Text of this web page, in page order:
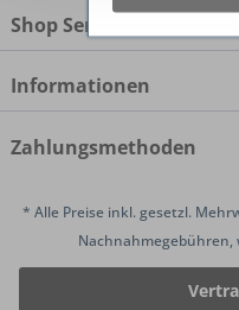
Shop Service
Informationen
Zahlungsmethoden
* Alle Preise inkl. gesetzl.